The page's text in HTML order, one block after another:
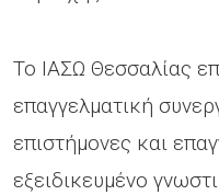
Το ΙΑΣΩ Θεσσαλίας
επαγγελματική
επιστήμονες και
εξειδικευμένο